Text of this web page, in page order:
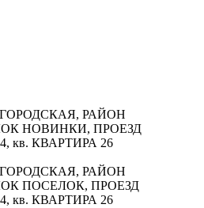
РАЙОН
НОВИНКИ, ПРОЕЗД
кв. КВАРТИРА 26
РАЙОН
ПОСЕЛОК, ПРОЕЗД
кв. КВАРТИРА 26